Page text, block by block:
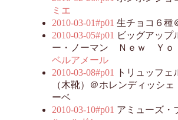
ミエ
2010-03-01#p01 生チョコ６種
2010-03-05#p01 ビッグアップ
ー・ノーマン Ｎｅｗ Ｙ
ベルアメール
2010-03-08#p01
トリュッフェ
（木靴）＠ホレンディッシ
ーベ
2010-03-10#p01 アミューズ・